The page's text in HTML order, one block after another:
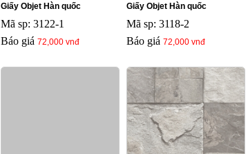
Giấy Objet Hàn quốc
Mã sp: 3122-1
Báo giá 72,000 vnđ
Giấy Objet Hàn quốc
Mã sp: 3118-2
Báo giá 72,000 vnđ